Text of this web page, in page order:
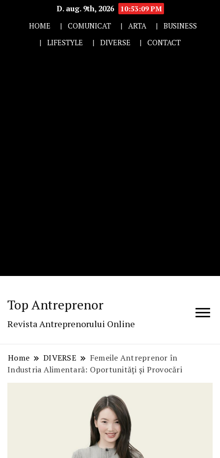
D. aug. 9th, 2026
10:53:10 PM
HOME
COMUNICAT ARTA
BUSINESS
LIFESTYLE
DIVERSE CONTACT
Top Antreprenor
Revista Antreprenorului Online
Home DIVERSE
Femeile Antreprenor în
Industria Alimentară: Oportunități și Provocări